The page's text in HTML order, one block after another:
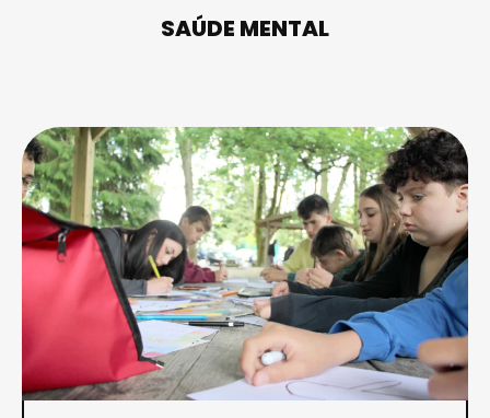
SAÚDE MENTAL